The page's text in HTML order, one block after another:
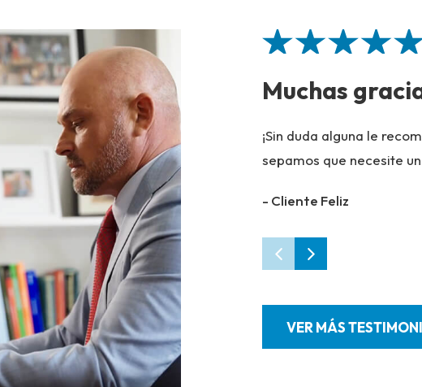
Muchas
¡Sin duda alguna le
sepamos que necesite
- Cliente Feliz
VER MÁS